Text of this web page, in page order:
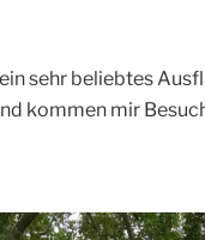
sehr beliebtes
kommen mir